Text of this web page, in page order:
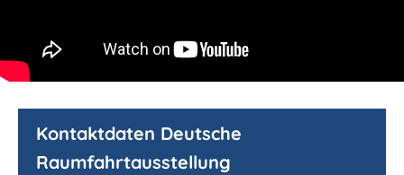
Kontaktdaten Deutsche
Raumfahrtausstellung